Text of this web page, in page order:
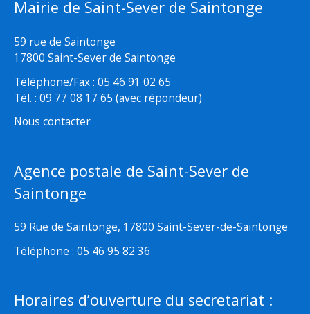
Mairie de Saint-Sever de Saintonge
59 rue de Saintonge
17800 Saint-Sever de Saintonge
Téléphone/Fax : 05 46 91 02 65
Tél. : 09 77 08 17 65 (avec répondeur)
Nous contacter
Agence postale de Saint-Sever de
Saintonge
59 Rue de Saintonge, 17800 Saint-Sever-de-Saintonge
Téléphone : 05 46 95 82 36
Horaires d’ouverture du secretariat :